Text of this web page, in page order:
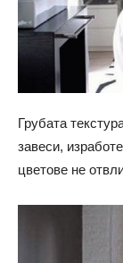
Грубата
завеси,
цветове не